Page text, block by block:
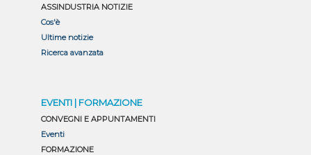
ASSINDUSTRIA NOTIZIE
Cos'è
Ultime notizie
Ricerca avanzata
EVENTI | FORMAZIONE
CONVEGNI E APPUNTAMENTI
Eventi
FORMAZIONE